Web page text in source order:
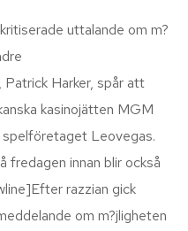
uttalande om m?
Harker, spår att
kasinojätten MGM
Leovegas.
fredagen innan blir också
razzian gick
om m?jligheten